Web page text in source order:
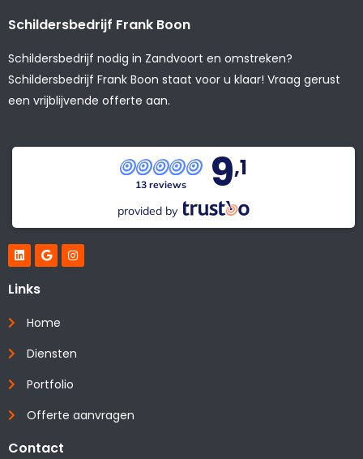
Schildersbedrijf Frank Boon
Schildersbedrijf nodig in Zandvoort en omstreken?
Schildersbedrijf Frank Boon staat voor u klaar! Vraag gerust
een vrijblijvende offerte aan.
13 reviews 9,1
provided by
Links
Home
Diensten
Portfolio
Offerte aanvragen
Contact